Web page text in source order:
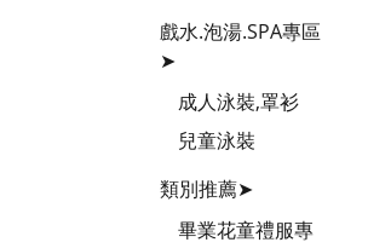
戲水.泡湯.SPA專區
➤
成人泳裝,罩衫
兒童泳裝
類別推薦➤
畢業花童禮服專